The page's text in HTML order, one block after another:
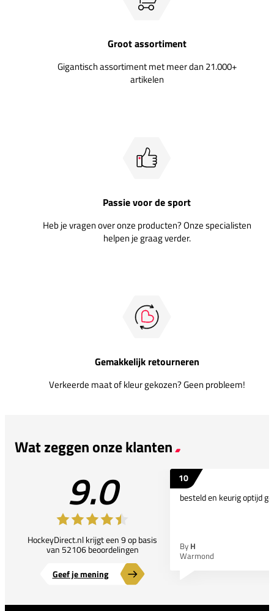
Groot assortiment
Gigantisch assortiment met meer dan 21.000+
artikelen
Passie voor de sport
Heb je vragen over onze producten? Onze specialisten
helpen je graag verder.
Gemakkelijk retourneren
Verkeerde maat of kleur gekozen? Geen probleem!
Wat zeggen onze klanten
9.0
HockeyDirect.nl krijgt een 9 op basis
van 52106 beoordelingen
Geef je mening
10
besteld en keurig optijd
By H
Warmond